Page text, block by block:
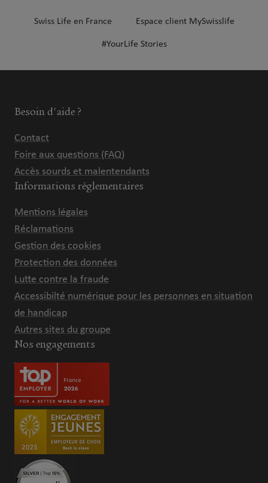
Swiss Life en France Espace client MySwisslife
#YourLife Stories
Besoin d'aide ?
Contact
Foire aux questions (FAQ)
Accès sourds et malentendants
Informations réglementaires
Mentions légales
Réclamations
Gestion des cookies
Protection des données
Lutte contre la fraude
Accessibilté numérique pour les personnes en situation
de handicap
Autres sites du groupe
Nos engagements